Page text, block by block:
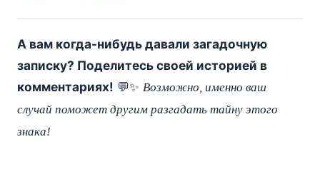
А вам когда-нибудь давали загадочную
записку? Поделитесь своей историей в
комментариях! 💬✨ Возможно, именно ваш
случай поможет другим разгадать тайну этого
знака!